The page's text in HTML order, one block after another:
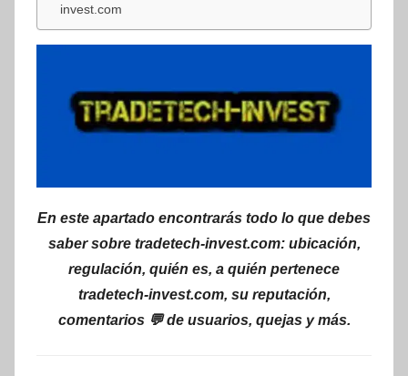
invest.com
En este apartado encontrarás todo lo que debes
saber sobre tradetech-invest.com: ubicación,
regulación, quién es, a quién pertenece
tradetech-invest.com, su reputación,
comentarios 💬 de usuarios, quejas y más.